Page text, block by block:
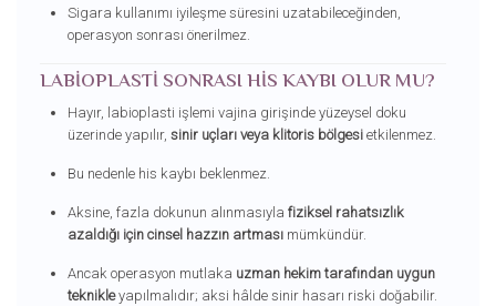
Sigara kullanımı iyileşme süresini uzatabileceğinden,
operasyon sonrası önerilmez.
LABIOPLASTI SONRASI HIS KAYBI OLUR MU?
Hayır, labioplasti işlemi vajina girişinde yüzeysel doku
üzerinde yapılır, sinir uçları veya klitoris bölgesietkilenmez.
Bu nedenle his kaybı beklenmez.
Aksine, fazla dokunun alınmasıyla fiziksel rahatsızlık
azaldığı için cinsel hazzın artmasımümkündür.
Ancak operasyon mutlaka uzman hekim tarafından uygun
teknikleyapılmalıdır; aksi hâlde sinir hasarı riski doğabilir.